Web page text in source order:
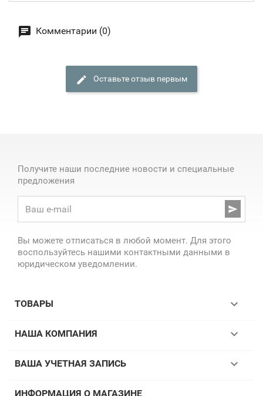
Комментарии (0)
Оставьте отзыв первым
Получите наши последние новости и специальные
предложения

Вы можете отписаться в любой момент. Для этого
воспользуйтесь нашими контактными данными в
юридическом уведомлении.
ТОВАРЫ 
НАША КОМПАНИЯ 
ВАША УЧЕТНАЯ ЗАПИСЬ 
ИНФОРМАЦИЯ О МАГАЗИНЕ